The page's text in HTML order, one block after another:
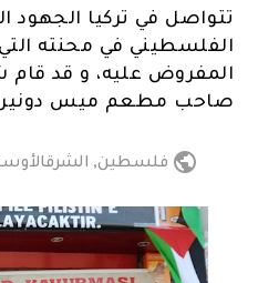
تتواصل في تركيا
الفلسطيني في محنته
المفروض عليه، و قد قام
صاحب مطعم ميس دونير
فلسطين,